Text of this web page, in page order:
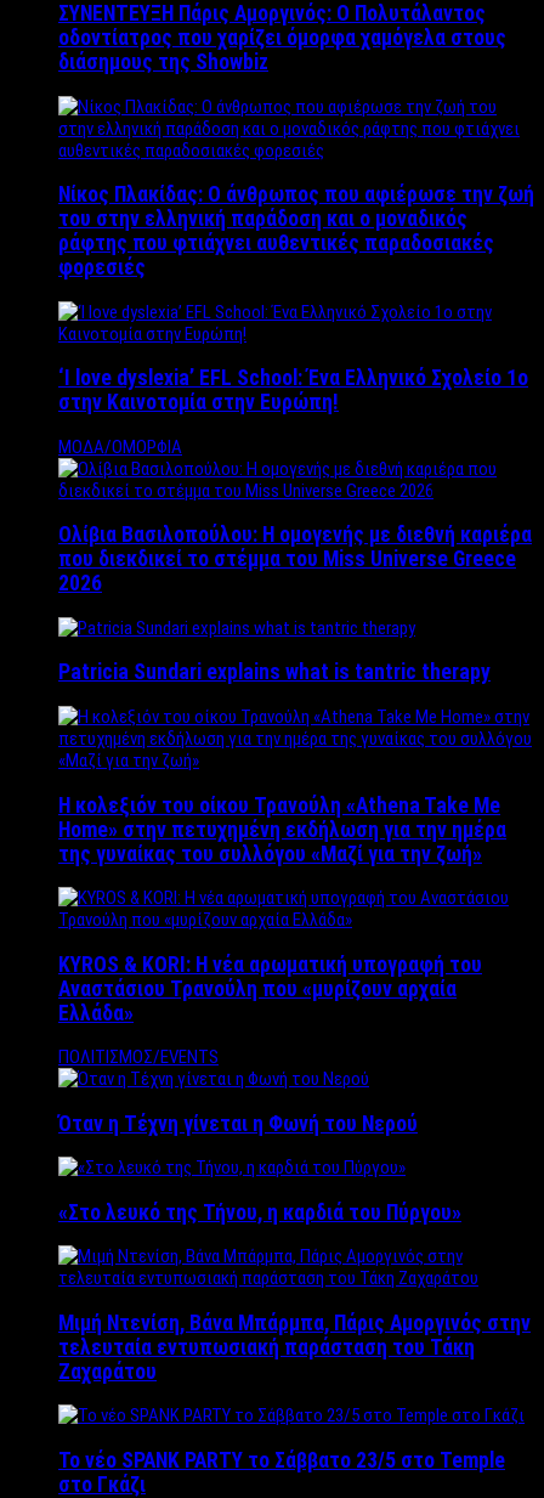
ΣΥΝΕΝΤΕΥΞΗ Πάρις Αμοργινός: O Πολυτάλαντος
οδοντίατρος που χαρίζει όμορφα χαμόγελα στους
διάσημους της Showbiz
Νίκος Πλακίδας: O άνθρωπος που αφιέρωσε την ζωή
του στην ελληνική παράδοση και ο μοναδικός
ράφτης που φτιάχνει αυθεντικές παραδοσιακές
φορεσιές
‘Ι love dyslexia’ EFL School: Ένα Ελληνικό Σχολείo 1ο
στην Καινοτομία στην Ευρώπη!
ΜΟΔΑ/ΟΜΟΡΦΙΑ
Ολίβια Βασιλοπούλου: Η ομογενής με διεθνή καριέρα
που διεκδικεί το στέμμα του Miss Universe Greece
2026
Patricia Sundari explains what is tantric therapy
Η κολεξιόν του οίκου Τρανούλη «Athena Take Me
Home» στην πετυχημένη εκδήλωση για την ημέρα
της γυναίκας του συλλόγου «Μαζί για την ζωή»
KYROS & KORI: Η νέα αρωματική υπογραφή του
Αναστάσιου Τρανούλη που «μυρίζουν αρχαία
Ελλάδα»
ΠΟΛΙΤΙΣΜΟΣ/EVENTS
Όταν η Τέχνη γίνεται η Φωνή του Νερού
«Στο λευκό της Τήνου, η καρδιά του Πύργου»
Μιμή Ντενίση, Βάνα Μπάρμπα, Πάρις Αμοργινός στην
τελευταία εντυπωσιακή παράσταση του Τάκη
Ζαχαράτου
Το νέο SPANK PARTY το Σάββατο 23/5 στο Temple
στο Γκάζι